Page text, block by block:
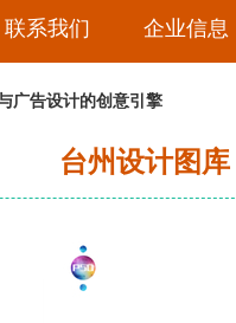
联系我们 企业信息
广告设计的创意引擎
台州设计图